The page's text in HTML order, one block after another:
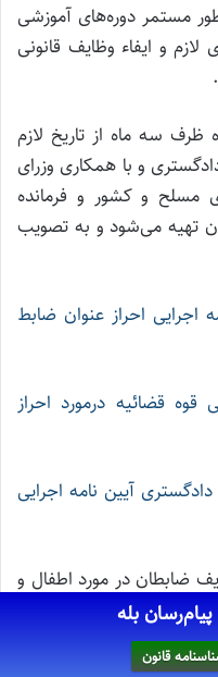
طور مستمر دوره‌های آموزشی
و ایفاء وظایف قانونی
ظرف سه ماه از تاریخ لازم
و با همکاری وزرای
مسلح و کشور و فرمانده
تهیه می‌شود و به تصویب
۲ ماده ۱۴ آیین نامه اجرایی احراز عنوان ضابط
اجرایی قوه قضائیه درمورد احراز
دادگستری آیین نامه اجرایی
ضابطان در مورد اطفال و
در نیروی انتظامی
وظایف و حدود اختیارات
رئیس قوه قضائیه تهیه
بله
قانون